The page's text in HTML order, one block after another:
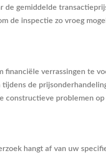
gemiddelde
de inspectie zo vroeg
verrassingen te
de
problemen
hangt af van uw